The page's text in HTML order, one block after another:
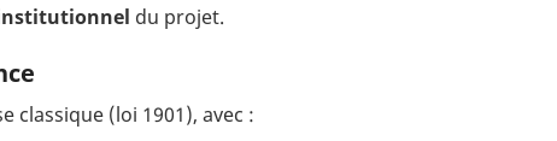
du projet.
classique (loi 1901), avec :